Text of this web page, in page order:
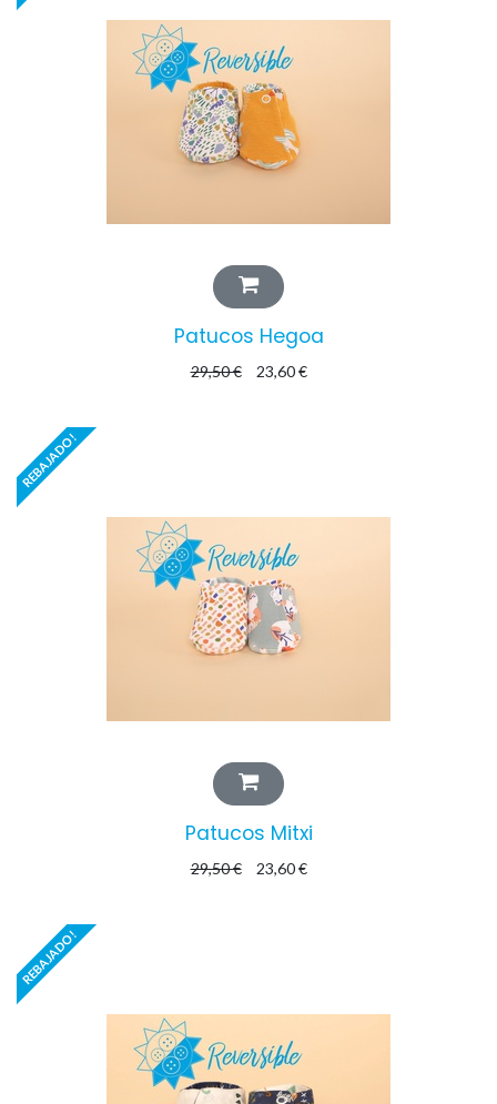
Patucos Hegoa
29,50€ 23,60€
Patucos Mitxi
29,50€ 23,60€
REBAJADO!
REBAJADO!